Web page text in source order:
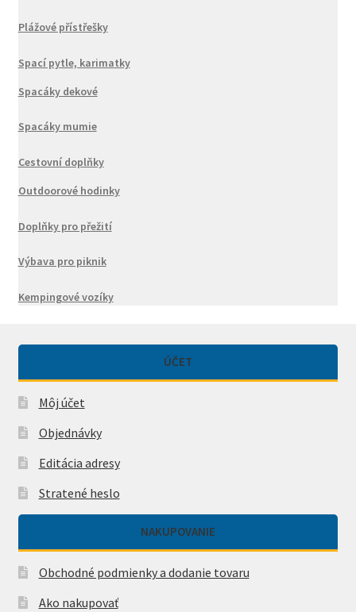
Plážové přístřešky
Spací pytle, karimatky
Spacáky dekové
Spacáky mumie
Cestovní doplňky
Outdoorové hodinky
Doplňky pro přežití
Výbava pro piknik
Kempingové vozíky
ÚČET
Môj účet
Objednávky
Editácia adresy
Stratené heslo
NAKUPOVANIE
Obchodné podmienky a dodanie tovaru
Ako nakupovať